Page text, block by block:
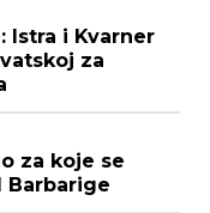
Istra i Kvarner
za
za koje se
Barbarige